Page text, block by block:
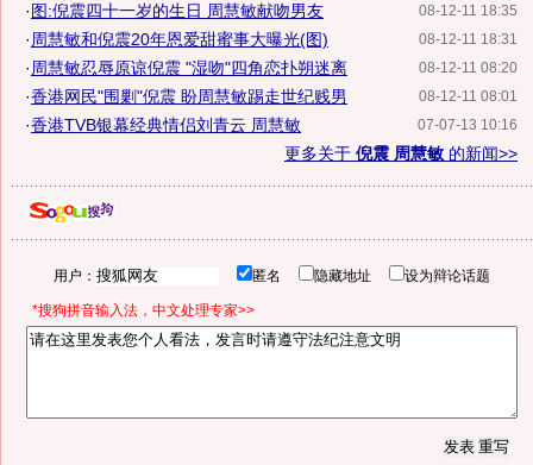
08-12-11 18:35
·图:倪震四十一岁的生日 周慧敏献吻男友
08-12-11 18:31
· 周慧敏和倪震20年恩爱甜蜜事大曝光(图)
08-12-11 08:20
· 周慧敏忍辱原谅倪震 "湿吻"四角恋扑朔迷离
08-12-11 08:01
·香港网民"围剿"倪震 盼周慧敏踢走世纪贱男
07-07-13 10:16
·香港TVB银幕经典情侣刘青云 周慧敏
更多关于 倪震 周慧敏 的新闻>>
用户： 匿名 隐藏地址 设为辩论话题
*搜狗拼音输入法，中文处理专家>>